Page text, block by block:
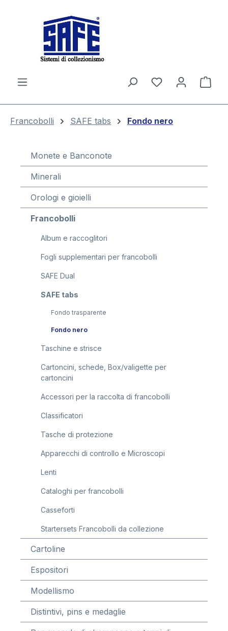
Il
Francobolli SAFE tabs Fondo nero
Monete e Banconote
Minerali
Orologi e gioielli
Francobolli
Album e raccoglitori
Fogli supplementari per francobolli
SAFE Dual
SAFE tabs
Fondo trasparente
Fondo nero
Taschine e strisce
Cartoncini, schede, Box/valigette per
cartoncini
Accessori per la raccolta di francobolli
Classificatori
Tasche di protezione
Apparecchi di controllo e Microscopi
Lenti
Cataloghi per francobolli
Casseforti
Startersets Francobolli da collezione
Cartoline
Espositori
Modellismo
Distintivi, pins e medaglie